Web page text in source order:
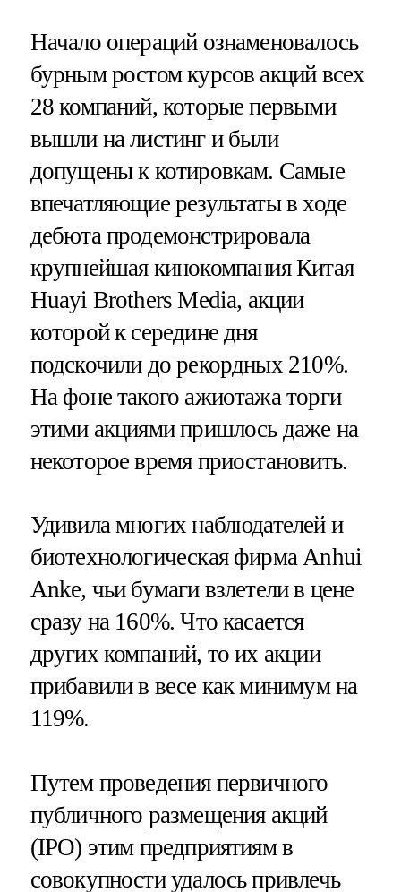
Начало операций ознаменовалось
бурным ростом курсов акций всех
28 компаний, которые первыми
вышли на листинг и были
допущены к котировкам. Самые
впечатляющие результаты в ходе
дебюта продемонстрировала
крупнейшая кинокомпания Китая
Huayi Brothers Media, акции
которой к середине дня
подскочили до рекордных 210%.
На фоне такого ажиотажа торги
этими акциями пришлось даже на
некоторое время приостановить.
Удивила многих наблюдателей и
биотехнологическая фирма Anhui
Anke, чьи бумаги взлетели в цене
сразу на 160%. Что касается
других компаний, то их акции
прибавили в весе как минимум на
119%.
Путем проведения первичного
публичного размещения акций
(IPO) этим предприятиям в
совокупности удалось привлечь